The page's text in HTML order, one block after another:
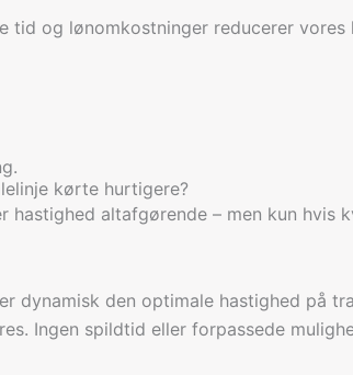
tid og lønomkostninger reducerer
kørte hurtigere?
hastighed altafgørende – men kun
dynamisk den optimale hastighed på
Ingen spildtid eller forpassede